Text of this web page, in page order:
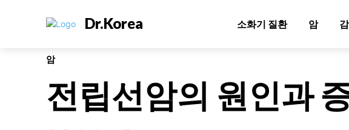
Dr.Korea 소화기 질환 암
암
전립선암의 원인과